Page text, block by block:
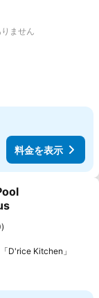
加
ません
料金を表示
加
D'rice Kitchen」